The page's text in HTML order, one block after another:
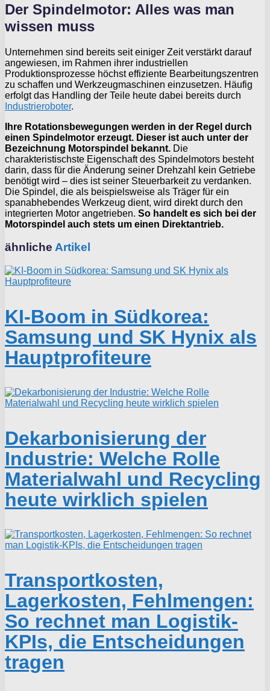
Der Spindelmotor: Alles was man
wissen muss
Unternehmen sind bereits seit einiger Zeit verstärkt darauf
angewiesen, im Rahmen ihrer industriellen
Produktionsprozesse höchst effiziente Bearbeitungszentren
zu schaffen und Werkzeugmaschinen einzusetzen. Häufig
erfolgt das Handling der Teile heute dabei bereits durch
Industrieroboter.
Ihre Rotationsbewegungen werden in der Regel durch
einen Spindelmotor erzeugt. Dieser ist auch unter der
Bezeichnung Motorspindel bekannt. Die
charakteristischste Eigenschaft des Spindelmotors besteht
darin, dass für die Änderung seiner Drehzahl kein Getriebe
benötigt wird – dies ist seiner Steuerbarkeit zu verdanken.
Die Spindel, die als beispielsweise als Träger für ein
spanabhebendes Werkzeug dient, wird direkt durch den
integrierten Motor angetrieben. So handelt es sich bei der
Motorspindel auch stets um einen Direktantrieb.
ähnliche Artikel
KI-Boom in Südkorea:
Samsung und SK Hynix als
Hauptprofiteure
Dekarbonisierung der
Industrie: Welche Rolle
Materialwahl und Recycling
heute wirklich spielen
Transportkosten,
Lagerkosten, Fehlmengen:
So rechnet man Logistik-
KPIs, die Entscheidungen
tragen